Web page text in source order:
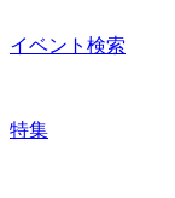
イベント検索
特集